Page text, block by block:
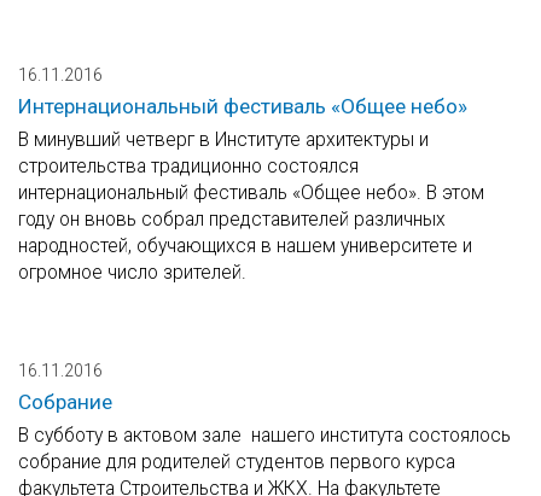
16.11.2016
Интернациональный фестиваль «Общее небо»
В минувший четверг в Институте архитектуры и
строительства традиционно состоялся
интернациональный фестиваль «Общее небо». В этом
году он вновь собрал представителей различных
народностей, обучающихся в нашем университете и
огромное число зрителей.
16.11.2016
Собрание
В субботу в актовом зале нашего института состоялось
собрание для родителей студентов первого курса
факультета Строительства и ЖКХ. На факультете